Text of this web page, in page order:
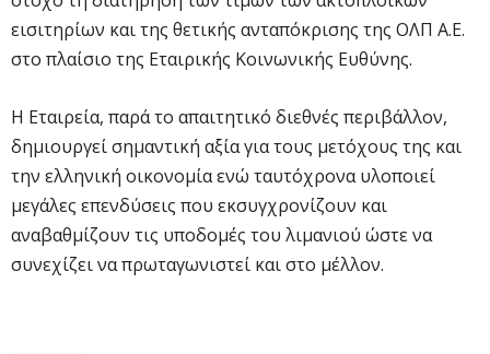
εισιτηρίων και της θετικής ανταπόκρισης της ΟΛΠ Α.Ε.
στο πλαίσιο της Εταιρικής Κοινωνικής Ευθύνης.
Η Εταιρεία, παρά το απαιτητικό διεθνές περιβάλλον,
δημιουργεί σημαντική αξία για τους μετόχους της και
την ελληνική οικονομία ενώ ταυτόχρονα υλοποιεί
μεγάλες επενδύσεις που εκσυγχρονίζουν και
αναβαθμίζουν τις υποδομές του λιμανιού ώστε να
συνεχίζει να πρωταγωνιστεί και στο μέλλον.